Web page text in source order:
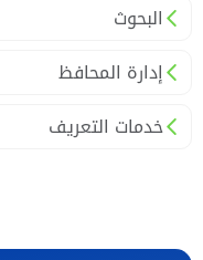
البحوث
إدارة المحافظ
خدمات التعريف